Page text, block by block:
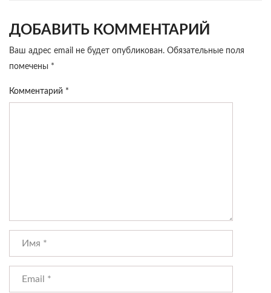
ДОБАВИТЬ КОММЕНТАРИЙ
Ваш адрес email не будет опубликован. Обязательные поля
помечены *
Комментарий *